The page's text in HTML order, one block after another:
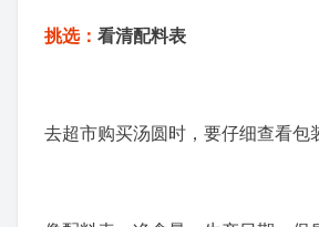
挑选： 看清配料表
去超市购买汤圆时，要仔细查看包